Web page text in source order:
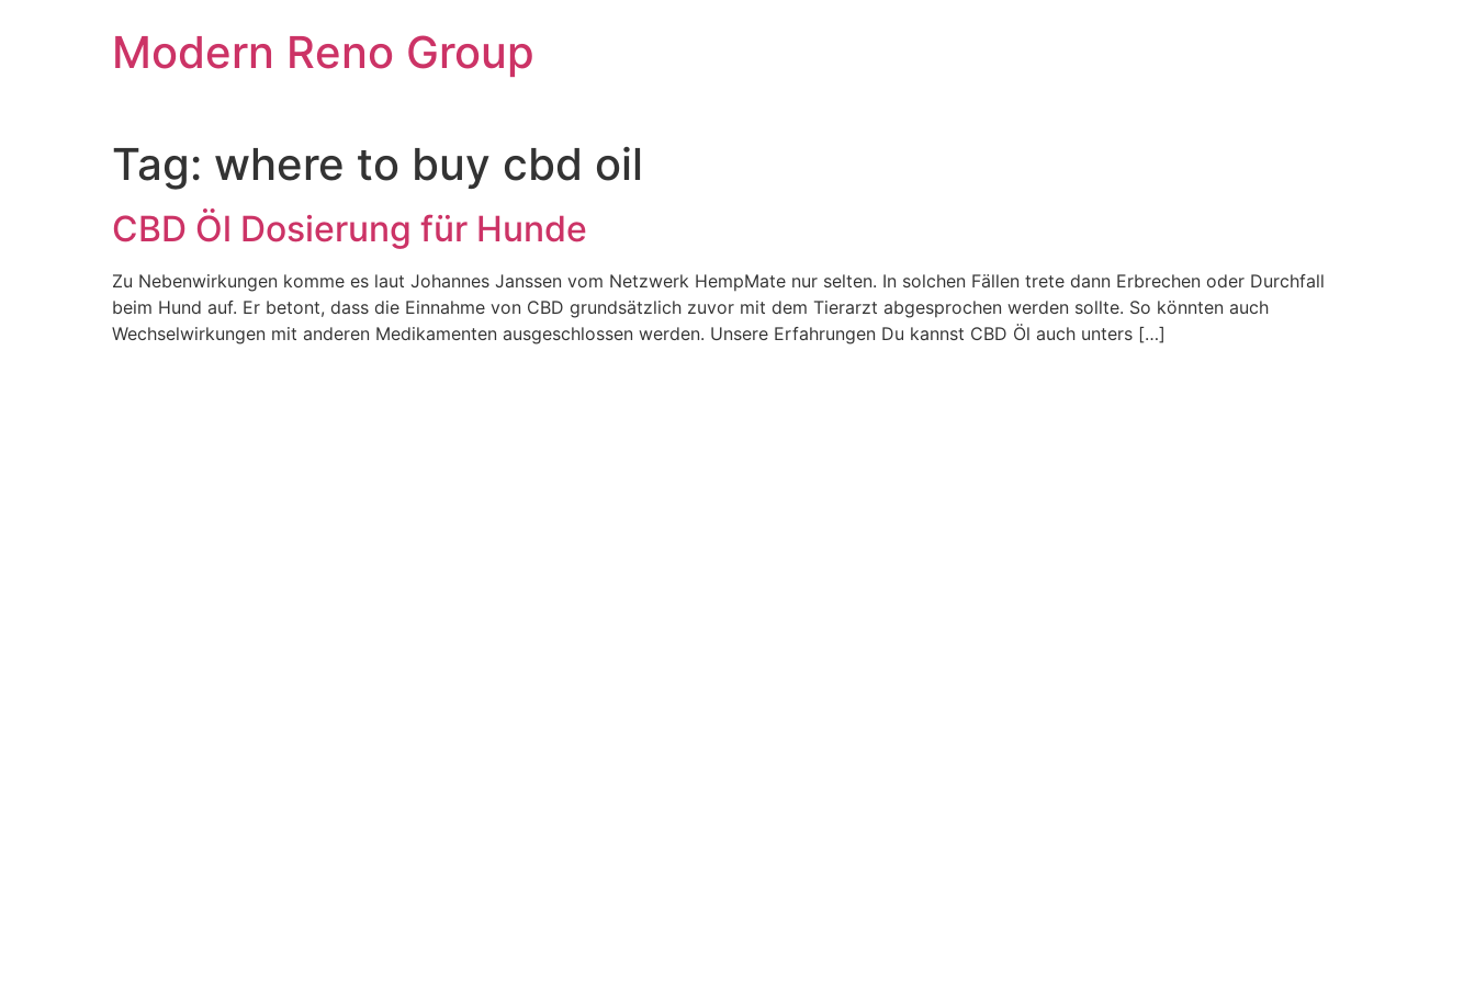
Modern Reno Group
Tag: where to buy cbd oil
CBD Öl Dosierung für Hunde
Zu Nebenwirkungen komme es laut Johannes Janssen vom Netzwerk HempMate nur selten. In solchen Fällen trete dann Erbrechen oder Durchfall
beim Hund auf. Er betont, dass die Einnahme von CBD grundsätzlich zuvor mit dem Tierarzt abgesprochen werden sollte. So könnten auch
Wechselwirkungen mit anderen Medikamenten ausgeschlossen werden. Unsere Erfahrungen Du kannst CBD Öl auch unters […]